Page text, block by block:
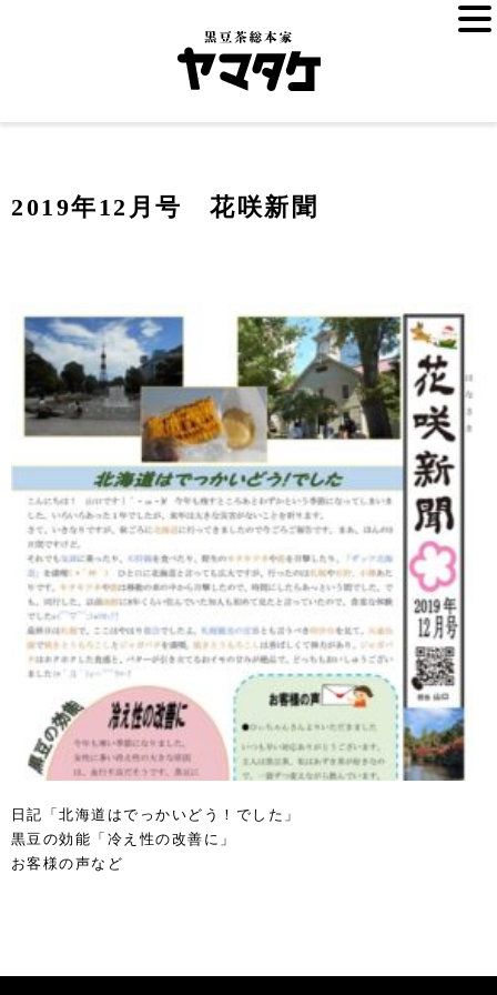
2019年12月号 花咲新聞
日記「北海道はでっかいどう！でした」
黒豆の効能「冷え性の改善に」
お客様の声など